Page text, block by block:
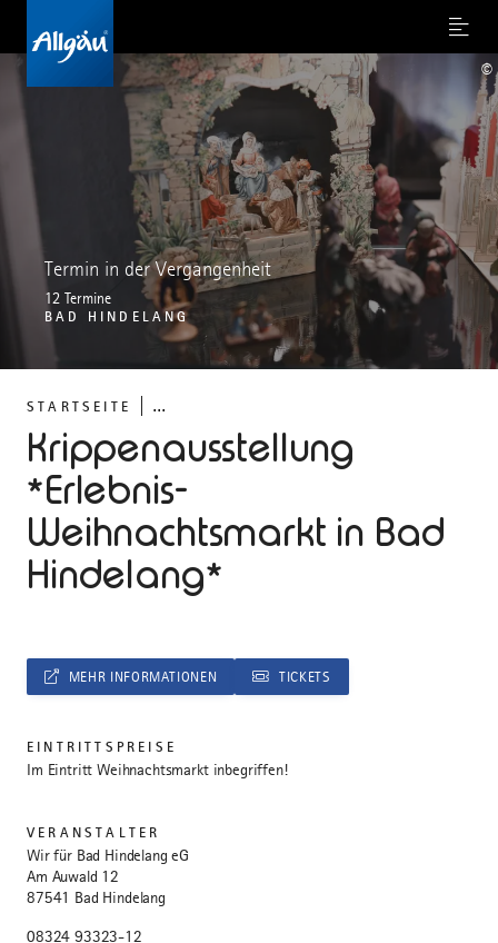
Menu
STARTSEITE ...
Krippenausstellung
*Erlebnis-
Weihnachtsmarkt in Bad
Hindelang*
Termin in der Vergangenheit
12 Termine
BAD HINDELANG
©
MEHR INFORMATIONEN TICKETS
EINTRITTSPREISE
Im Eintritt Weihnachtsmarkt inbegriffen!
VERANSTALTER
Wir für Bad Hindelang eG
Am Auwald 12
87541 Bad Hindelang
08324 93323-12